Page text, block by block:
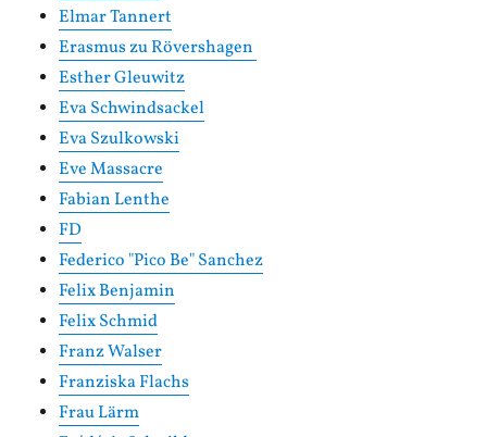
Elmar Tannert
Erasmus zu Rövershagen
Esther Gleuwitz
Eva Schwindsackel
Eva Szulkowski
Eve Massacre
Fabian Lenthe
FD
Federico "Pico Be" Sanchez
Felix Benjamin
Felix Schmid
Franz Walser
Franziska Flachs
Frau Lärm